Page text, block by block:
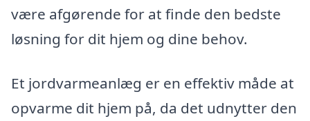
være afgørende for at finde den bedste
løsning for dit hjem og dine behov.
Et jordvarmeanlæg er en effektiv måde at
opvarme dit hjem på, da det udnytter den